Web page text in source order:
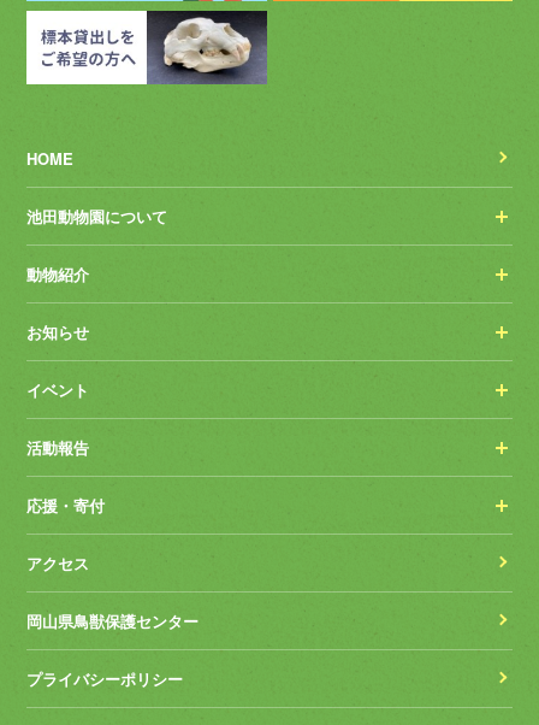
HOME
池田動物園について
動物紹介
お知らせ
イベント
活動報告
応援・寄付
アクセス
岡山県鳥獣保護センター
プライバシーポリシー